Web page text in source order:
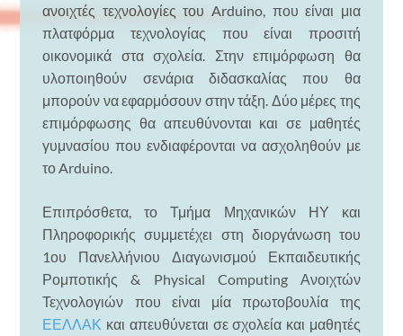
ανοιχτές τεχνολογίες του Arduino, που είναι μια
πλατφόρμα τεχνολογίας που είναι προσιτή
οικονομικά στα σχολεία. Στην επιμόρφωση θα
υλοποιηθούν σενάρια διδασκαλίας που θα
μπορούν να εφαρμόσουν στην τάξη. Δύο μέρες της
επιμόρφωσης θα απευθύνονται και σε μαθητές
γυμνασίου που ενδιαφέρονται να ασχοληθούν με
το Arduino.
Επιπρόσθετα, το Τμήμα Μηχανικών ΗΥ και
Πληροφορικής συμμετέχει στη διοργάνωση του
1ου Πανελλήνιου Διαγωνισμού Εκπαιδευτικής
Ρομποτικής & Physical Computing Ανοιχτών
Τεχνολογιών που είναι μία πρωτοβουλία της
ΕΕΛΛΑΚ και απευθύνεται σε σχολεία και μαθητές